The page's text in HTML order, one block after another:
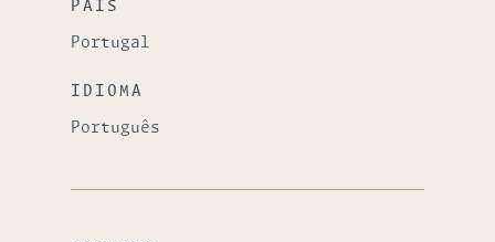
PAÍS
Portugal
IDIOMA
Português